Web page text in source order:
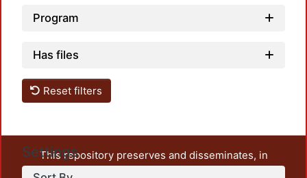
Program
Has files
Reset filters
Settings
This repository preserves and disseminates, in
unrestricted open access, the teaching and research